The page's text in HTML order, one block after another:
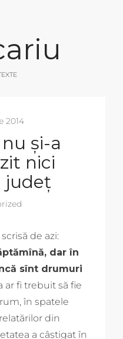
2014
și-a
nici
județ
de azi:
dar în
sînt drumuri
ar fi trebuit să fie
în spatele
din
a câştigat în